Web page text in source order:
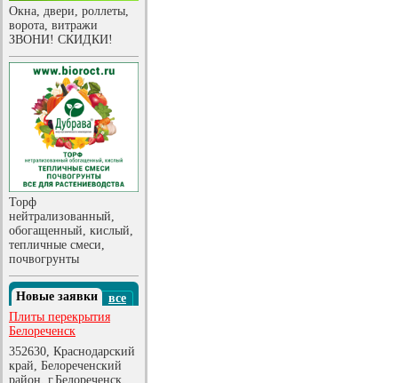
Окна, двери, роллеты,
ворота, витражи
ЗВОНИ! СКИДКИ!
Торф
нейтрализованный,
обогащенный, кислый,
тепличные смеси,
почвогрунты
Новые заявки
все
Плиты перекрытия
Белореченск
352630, Краснодарский
край, Белореченский
район, г.Белореченск,